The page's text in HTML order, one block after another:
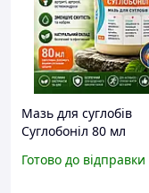
Мазь для суглобів
Суглобоніл 80 мл
болю, запалення, при
Готово до відправки